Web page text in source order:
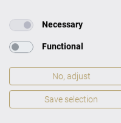
Alexandre Brussilovsky
Son dernier CD
Wanderer » et Sonate
l’automne 2018 chez le
Ancien élève de Valéry
Necessary
Functional
No, adjust
Save selection